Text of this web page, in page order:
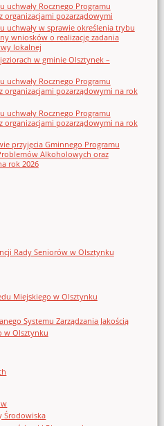
uchwały Rocznego Programu
organizacjami pozarządowymi
uchwały w sprawie określenia trybu
wniosków o realizację zadania
lokalnej
w gminie Olsztynek –
uchwały Rocznego Programu
organizacjami pozarządowymi na rok
uchwały Rocznego Programu
organizacjami pozarządowymi na rok
przyjęcia Gminnego Programu
Alkoholowych oraz
rok 2026
Rady Seniorów w Olsztynku
Miejskiego w Olsztynku
Systemu Zarządzania Jakością
w Olsztynku
Środowiska